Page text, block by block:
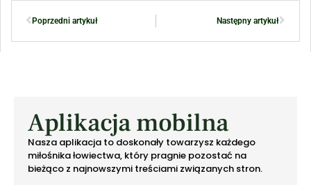
Poprzedni artykuł Następny artykuł
Aplikacja mobilna
Nasza aplikacja to doskonały towarzysz każdego
miłośnika łowiectwa, który pragnie pozostać na
bieżąco z najnowszymi treściami związanych stron.